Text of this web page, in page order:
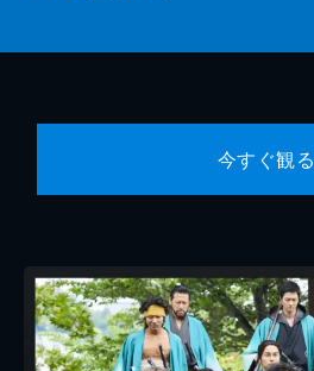
今すぐ観る